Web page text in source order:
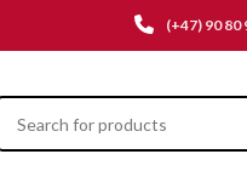
(+47) 90 80